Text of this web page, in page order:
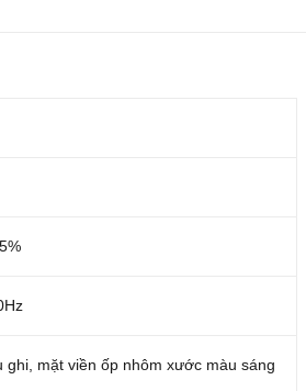
ghi, mặt viền ốp nhôm xước màu sáng